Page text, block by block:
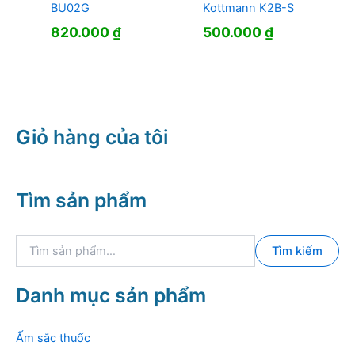
BU02G
820.000₫
Kottmann K2B-S
500.000₫
Giỏ hàng của tôi
Tìm sản phẩm
k
i
m
Tìm kiếm
Danh mục sản phẩm
Ấm sắc thuốc